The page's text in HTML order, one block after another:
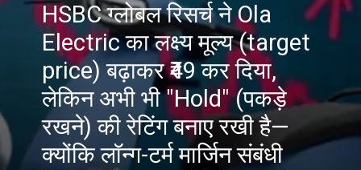
HSBC ग्लोबल रिसर्च ने Ola
Electric का लक्ष्य मूल्य (target
price) बढ़ाकर ₹49 कर दिया,
लेकिन अभी भी "Hold" (पकड़े
रखने) की रेटिंग बनाए रखी है—
क्योंकि लॉन्ग-टर्म मार्जिन संबंधी